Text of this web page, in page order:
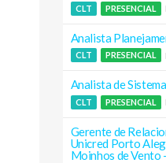
CLT PRESENCIAL
Analista
CLT PRESENCIAL
Analista de
CLT PRESENCIAL
Gerente de
Unicred Porto
Moinhos de